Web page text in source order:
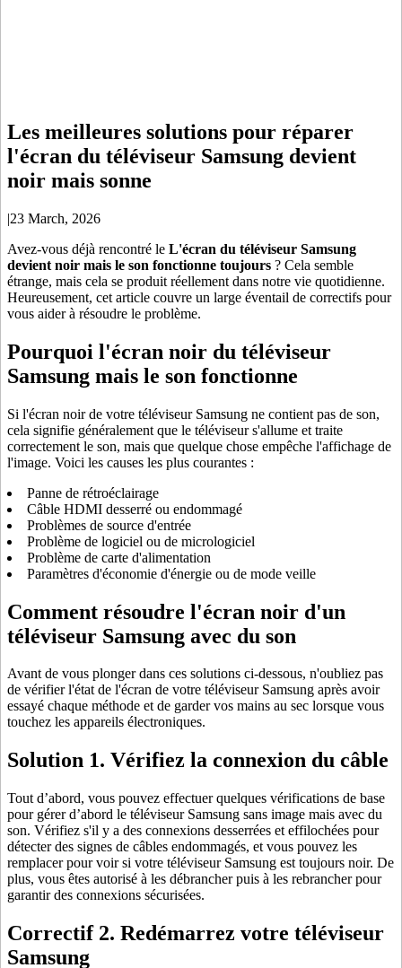
Les meilleures solutions pour réparer
l'écran du téléviseur Samsung devient
noir mais sonne
|23 March, 2026
Avez-vous déjà rencontré le L'écran du téléviseur Samsung
devient noir mais le son fonctionne toujours ? Cela semble
étrange, mais cela se produit réellement dans notre vie quotidienne.
Heureusement, cet article couvre un large éventail de correctifs pour
vous aider à résoudre le problème.
Pourquoi l'écran noir du téléviseur
Samsung mais le son fonctionne
Si l'écran noir de votre téléviseur Samsung ne contient pas de son,
cela signifie généralement que le téléviseur s'allume et traite
correctement le son, mais que quelque chose empêche l'affichage de
l'image. Voici les causes les plus courantes :
Panne de rétroéclairage
Câble HDMI desserré ou endommagé
Problèmes de source d'entrée
Problème de logiciel ou de micrologiciel
Problème de carte d'alimentation
Paramètres d'économie d'énergie ou de mode veille
Comment résoudre l'écran noir d'un
téléviseur Samsung avec du son
Avant de vous plonger dans ces solutions ci-dessous, n'oubliez pas
de vérifier l'état de l'écran de votre téléviseur Samsung après avoir
essayé chaque méthode et de garder vos mains au sec lorsque vous
touchez les appareils électroniques.
Solution 1. Vérifiez la connexion du câble
Tout d’abord, vous pouvez effectuer quelques vérifications de base
pour gérer d’abord le téléviseur Samsung sans image mais avec du
son. Vérifiez s'il y a des connexions desserrées et effilochées pour
détecter des signes de câbles endommagés, et vous pouvez les
remplacer pour voir si votre téléviseur Samsung est toujours noir. De
plus, vous êtes autorisé à les débrancher puis à les rebrancher pour
garantir des connexions sécurisées.
Correctif 2. Redémarrez votre téléviseur
Samsung